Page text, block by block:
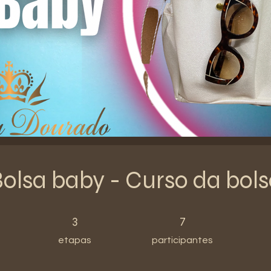
baby - Curso da
3
etapas
7
participantes